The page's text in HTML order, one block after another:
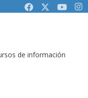
FacebookTwitter
de información